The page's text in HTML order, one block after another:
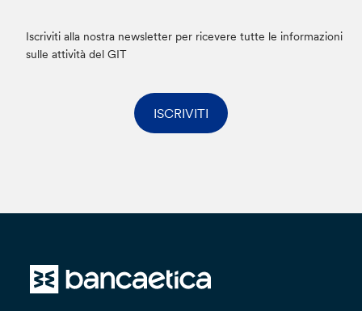
Iscriviti alla nostra newsletter per ricevere tutte le informazioni
sulle attività del GIT
ISCRIVITI